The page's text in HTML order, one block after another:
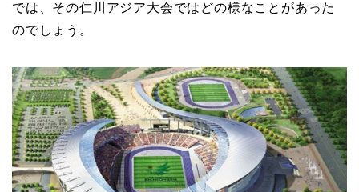
では、その仁川アジア大会ではどの様なことがあった
のでしょう。